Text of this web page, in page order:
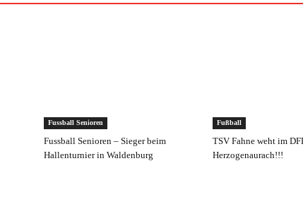
Fussball Senioren
Fussball Senioren – Sieger beim
Hallenturnier in Waldenburg
Fußball
TSV Fahne weht im
Herzogenaurach!!!